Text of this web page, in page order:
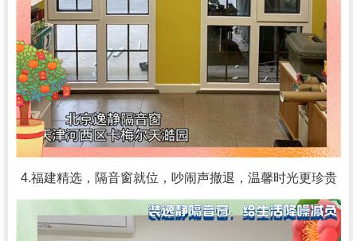
4.福建精选，隔音窗就位，吵闹声撤退，温馨时光更珍贵